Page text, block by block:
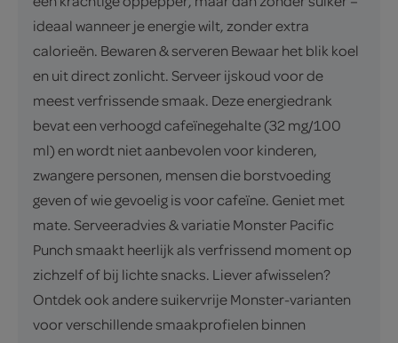
ideaal wanneer je energie wilt, zonder extra
calorieën. Bewaren & serveren Bewaar het blik koel
en uit direct zonlicht. Serveer ijskoud voor de
meest verfrissende smaak. Deze energiedrank
bevat een verhoogd cafeïnegehalte (32 mg/100
ml) en wordt niet aanbevolen voor kinderen,
zwangere personen, mensen die borstvoeding
geven of wie gevoelig is voor cafeïne. Geniet met
mate. Serveeradvies & variatie Monster Pacific
Punch smaakt heerlijk als verfrissend moment op
zichzelf of bij lichte snacks. Liever afwisselen?
Ontdek ook andere suikervrije Monster-varianten
voor verschillende smaakprofielen binnen